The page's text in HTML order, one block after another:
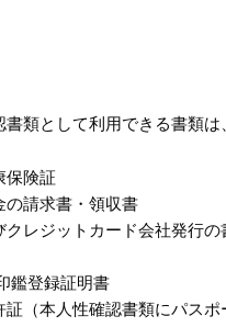
書類として利用できる書類は
保険証
の請求書・領収書
クレジットカード会社発行の
鑑登録証明書
証（本人性確認書類にパスポ